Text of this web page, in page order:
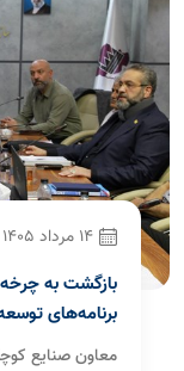
12 مرداد 1405
تأکید
حمایت از
معاون وزیر